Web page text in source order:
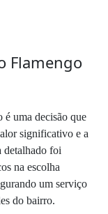
Flamengo
é uma decisão que
significativo e a
detalhado foi
na escolha
um serviço
do bairro.